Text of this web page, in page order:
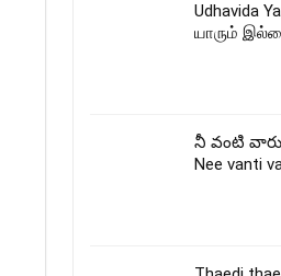
Udhavida
யாரும்
నీ వంటి
Nee vanti